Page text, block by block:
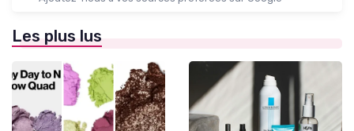
Les plus lus